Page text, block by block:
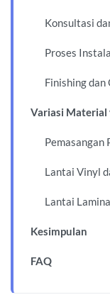
Konsultasi
Proses
Finishing
Variasi Material
Pemasangan
Lantai Vinyl
Lantai
Kesimpulan
FAQ